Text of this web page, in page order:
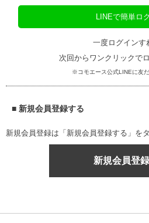
LINEで簡単ロ
一度ログインす
次回からワンクリックで
※コモエース公式LINEに友
■ 新規会員登録する
新規会員登録は「新規会員登録する」を
新規会員登